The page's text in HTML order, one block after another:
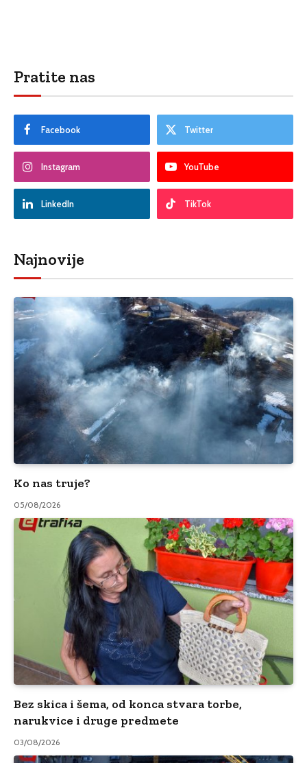
Pratite nas
Facebook Twitter
Instagram YouTube
LinkedIn TikTok
Najnovije
Ko nas truje?
05/08/2026
Bez skica i šema, od konca stvara torbe,
narukvice i druge predmete
03/08/2026